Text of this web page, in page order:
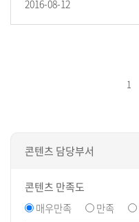
2016-08-12
1
콘텐츠 담당부서
콘텐츠 만족도
매우만족
만족